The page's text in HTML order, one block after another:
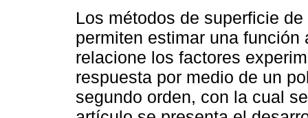
Los métodos de superficie
permiten estimar una función
relacione los factores
respuesta por medio de un
segundo orden, con la cual